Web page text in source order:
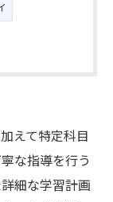
えて特定科目
な指導を行う
細な学習計画